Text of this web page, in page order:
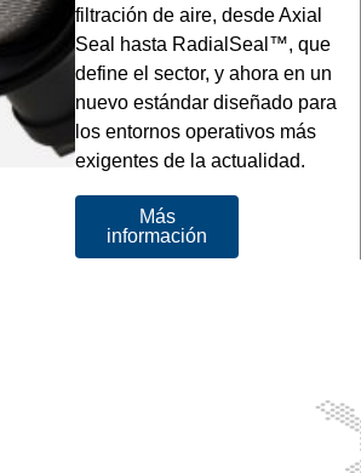
filtración de aire, desde Axial
Seal hasta RadialSeal™, que
define el sector, y ahora en un
nuevo estándar diseñado para
los entornos operativos más
exigentes de la actualidad.
Más
información